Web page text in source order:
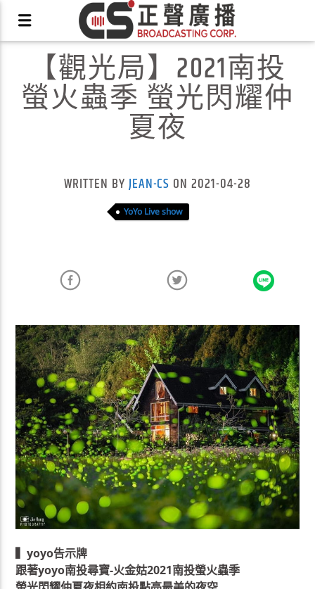
【觀光局】2021南投
螢火蟲季 螢光閃耀仲
夏夜
WRITTEN BY JEAN-CS ON 2021-04-28
YoYo Live show
▍yoyo告示牌
跟著yoyo南投尋寶-火金姑2021南投螢火蟲季